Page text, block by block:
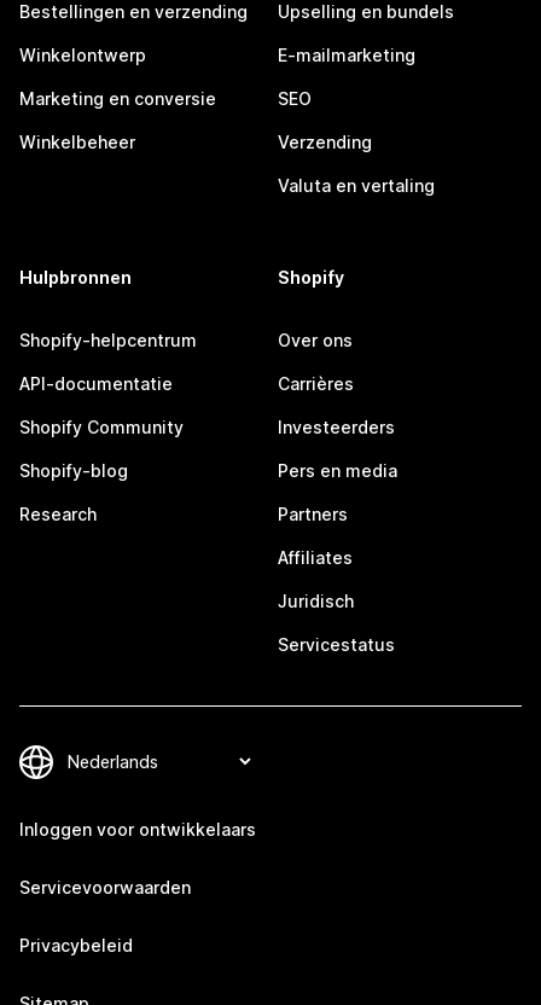
Bestellingen en verzending
Winkelontwerp
Marketing en conversie
Winkelbeheer
Upselling en bundels
E-mailmarketing
SEO
Verzending
Valuta en vertaling
Hulpbronnen
Shopify-helpcentrum
API-documentatie
Shopify Community
Shopify-blog
Research
Shopify
Over ons
Carrières
Investeerders
Pers en media
Partners
Affiliates
Juridisch
Servicestatus
Inloggen voor ontwikkelaars
Servicevoorwaarden
Privacybeleid